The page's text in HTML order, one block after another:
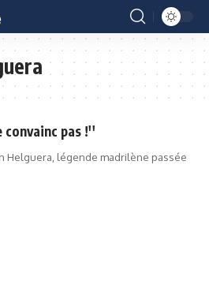
convainc pas !''
Helguera, légende madrilène passée